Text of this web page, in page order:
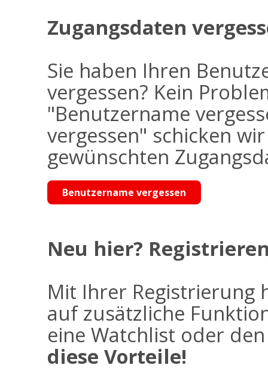
Zugangsdaten
Sie haben Ihren
vergessen? Kein
"Benutzername
vergessen" schicken
gewünschten
Benutzername vergessen
Neu hier?
Mit Ihrer Registrierung
auf zusätzliche
eine Watchlist oder
diese Vorteile!